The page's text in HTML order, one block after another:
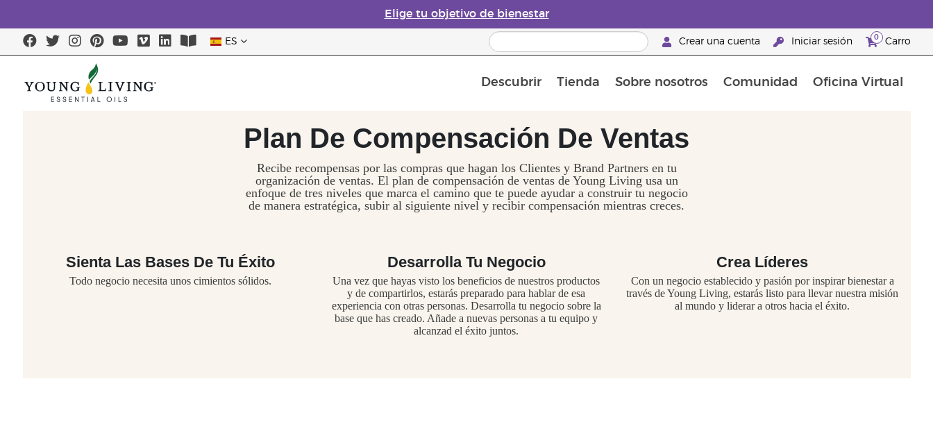
Elige tu objetivo de bienestar
ES Crear una cuenta Iniciar sesión 0 Carro
Descubrir Tienda Sobre nosotros Comunidad Oficina Virtual
Plan De Compensación De Ventas
Recibe recompensas por las compras que hagan los Clientes y Brand Partners en tu
organización de ventas. El plan de compensación de ventas de Young Living usa un
enfoque de tres niveles que marca el camino que te puede ayudar a construir tu negocio
de manera estratégica, subir al siguiente nivel y recibir compensación mientras creces.
Sienta Las Bases De Tu Éxito
Todo negocio necesita unos cimientos sólidos.
Desarrolla Tu Negocio
Una vez que hayas visto los beneficios de nuestros productos
y de compartirlos, estarás preparado para hablar de esa
experiencia con otras personas. Desarrolla tu negocio sobre la
base que has creado. Añade a nuevas personas a tu equipo y
alcanzad el éxito juntos.
Crea Líderes
Con un negocio establecido y pasión por inspirar bienestar a
través de Young Living, estarás listo para llevar nuestra misión
al mundo y liderar a otros hacia el éxito.